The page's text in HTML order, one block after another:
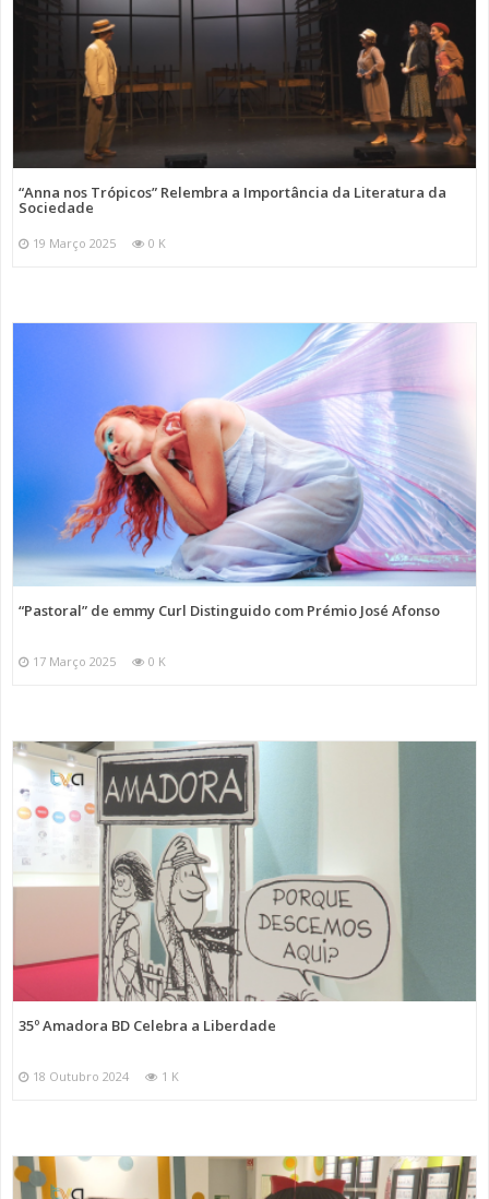
“Anna nos Trópicos” Relembra a Importância da Literatura da
Sociedade
19 Março 2025 0 K
“Pastoral” de emmy Curl Distinguido com Prémio José Afonso
17 Março 2025 0 K
35º Amadora BD Celebra a Liberdade
18 Outubro 2024 1 K